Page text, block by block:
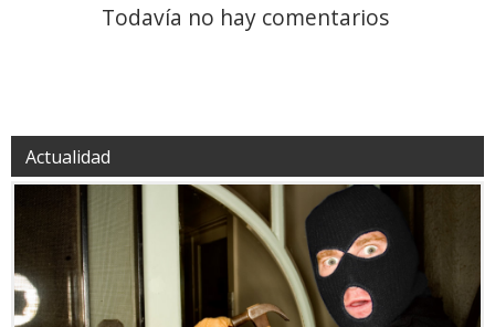
Todavía no hay comentarios
Actualidad